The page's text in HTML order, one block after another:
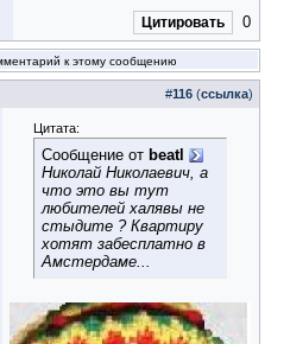
Цитировать 0
к этому сообщению
#116 (ссылка)
Цитата:
Сообщение от beatl
Николай Николаевич, а
что это вы тут
любителей халявы не
стыдите ? Квартиру
хотят забесплатно в
Амстердаме...